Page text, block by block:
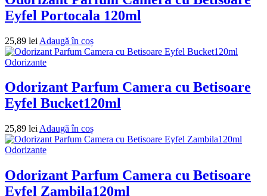
Eyfel Portocala 120ml
25,89 lei Adaugă în coș
Odorizante
Odorizant Parfum Camera cu Betisoare
Eyfel Bucket120ml
25,89 lei Adaugă în coș
Odorizante
Odorizant Parfum Camera cu Betisoare
Eyfel Zambila120ml